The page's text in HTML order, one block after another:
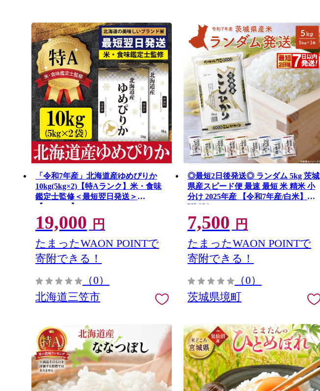
「令和7年産」北海道産ゆめぴりか
10kg(5kg×2)【特Aランク】米・食味
鑑定士監修＜最短翌日発送＞
【1606120】
19,000 円
たまったWAON POINTで
寄附できる！
（0）
北海道三笠市
◎最短2日後発送◎ ランダム 5kg 茨城
県産スピード便 最速 最短 米 精米 小
分け 2025年産 【令和7年産/白米】
K2464
7,500 円
たまったWAON POINTで
寄附できる！
（0）
茨城県境町